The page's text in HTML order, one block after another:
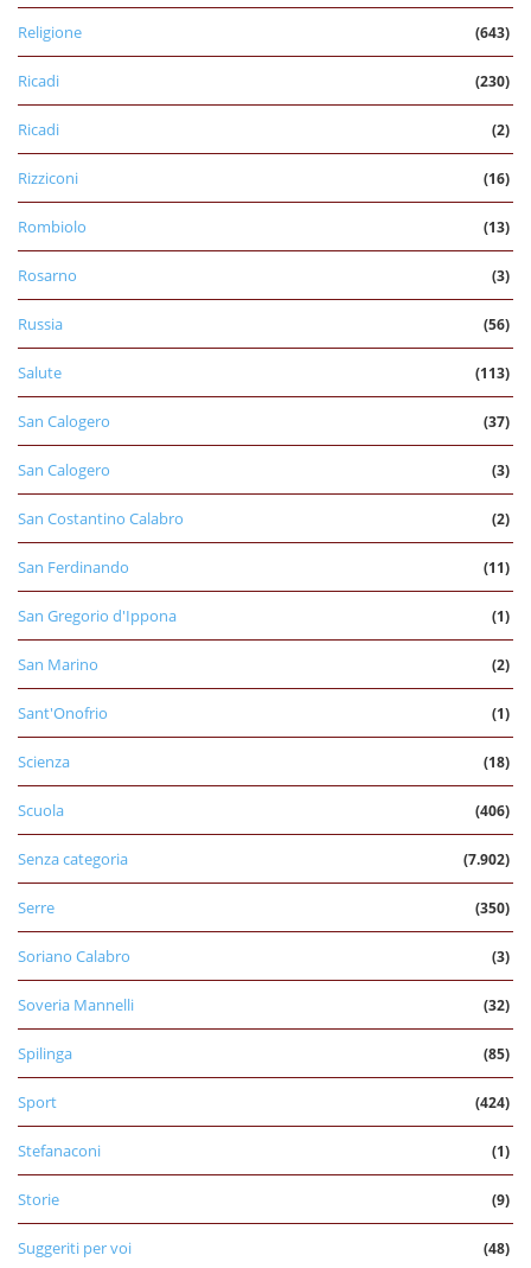
Religione (643)
Ricadi (230)
Ricadi (2)
Rizziconi (16)
Rombiolo (13)
Rosarno (3)
Russia (56)
Salute (113)
San Calogero (37)
San Calogero (3)
San Costantino Calabro (2)
San Ferdinando (11)
San Gregorio d'Ippona (1)
San Marino (2)
Sant'Onofrio (1)
Scienza (18)
Scuola (406)
Senza categoria (7.902)
Serre (350)
Soriano Calabro (3)
Soveria Mannelli (32)
Spilinga (85)
Sport (424)
Stefanaconi (1)
Storie (9)
Suggeriti per voi (48)